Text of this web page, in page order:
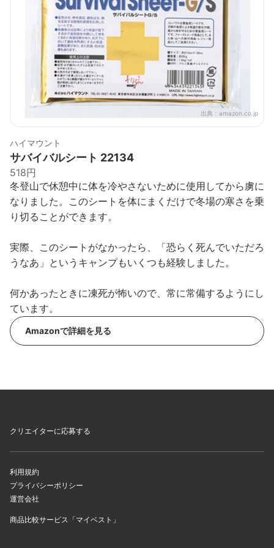
出典： amazon.co.jp
ハイマウント
サバイバルシート 22134
518円
冬登山で休憩中に体を冷やさないために使用してから虜に
なりました。このシートを体にまくだけで冬場の寒さを乗
り切ることができます。
実際、このシートがなかったら、「恐らく死んでいただろ
うなあ」というキャンプもいくつも経験しました。
何かあったときに凍死が怖いので、常に常備するようにし
ています。
Amazonで詳細を見る
クリエイターに応募する
利用規約
プライバシーポリシー
運営会社
商品比較サービス「マイベスト」